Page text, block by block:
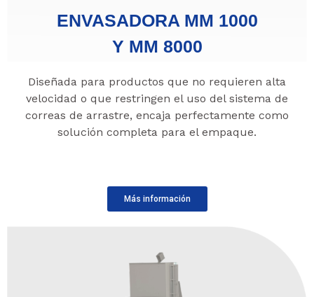
ENVASADORA MM 1000
Y MM 8000
Diseñada para productos que no requieren alta
velocidad o que restringen el uso del sistema de
correas de arrastre, encaja perfectamente como
solución completa para el empaque.
Más información